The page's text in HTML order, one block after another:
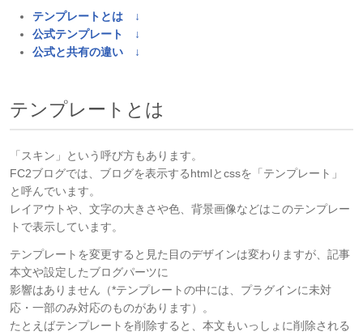
テンプレートとは ↓
公式テンプレート ↓
公式と共有の違い ↓
テンプレートとは
「スキン」という呼び方もあります。
FC2ブログでは、ブログを表示するhtmlとcssを「テンプレート」
と呼んでいます。
レイアウトや、文字の大きさや色、背景画像などはこのテンプレー
トで表示しています。
テンプレートを変更すると見た目のデザインは変わりますが、記事
本文や設定したブログパーツに
影響はありません（*テンプレートの中には、プラグインに未対
応・一部のみ対応のものがあります）。
たとえばテンプレートを削除すると、本文もいっしょに削除される